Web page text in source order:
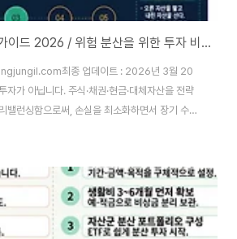
자산 배분 전략 완벽 가이드 2026 / 위험 분산을 위한 투자 비중 조절 방법
최종 업데이트 : 2026년 3월 20
자가 아닙니다. 주식·채권·현금·대체자산을 전략
밸런싱함으로써, 손실을 최소화하면서 장기 수익
법론입니다. 이 글을 끝까지 읽으면 나에게 맞는
투자 성향별 자산 배분 유형 3가지리밸런싱 : 언
가2026년 자산 배분 전략 실전 가이드FAQ - 초
지 왜 한 종목에 몰빵하면 위험한가? — 집중투자
종목만 오르면 돼"라는 생각으로 자산의